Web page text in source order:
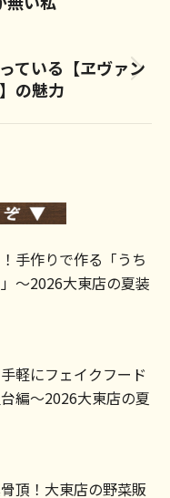
ている【ヱヴァン
の魅力
手作りで作る「うち
～2026大東店の夏装
軽にフェイクフード
編～2026大東店の夏
頂！大東店の野菜販